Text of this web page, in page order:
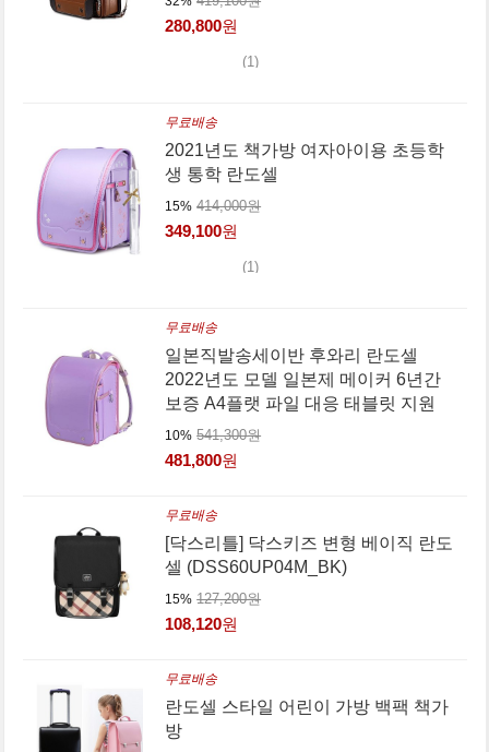
280,800원
(1)
무료배송
2021년도 책가방 여자아이용 초등학
생 통학 란도셀
15% 414,000원
349,100원
(1)
무료배송
일본직발송세이반 후와리 란도셀
2022년도 모델 일본제 메이커 6년간
보증 A4플랫 파일 대응 태블릿 지원
10% 541,300원
481,800원
무료배송
[닥스리틀] 닥스키즈 변형 베이직 란도
셀 (DSS60UP04M_BK)
15% 127,200원
108,120원
무료배송
란도셀 스타일 어린이 가방 백팩 책가
방